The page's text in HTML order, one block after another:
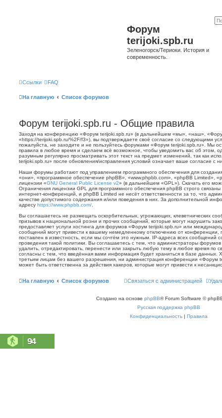
Форум
terijoki.spb.ru
Зеленогорск/Териоки. История и
современность.
Ссылки FAQ
На главную Список форумов
Форум terijoki.spb.ru - Общие правила
Заходя на конференцию «Форум terijoki.spb.ru» (в дальнейшем «мы», «наш»,
«https://terijoki.spb.ru/%2F/f3»), вы подтверждаете своё согласие со следующими
пожалуйста, не заходите и не пользуйтесь форумами «Форум terijoki.spb.ru». Мы
правила в любое время и сделаем всё возможное, чтобы уведомить вас об этом,
разумным регулярно просматривать этот текст на предмет изменений, так как
terijoki.spb.ru» после обновления/исправления условий означает ваше согласие с
Наши форумы работают под управлением программного обеспечения для
«они», «программное обеспечение phpBB», «www.phpbb.com», «phpBB Limited»,
лицензии «GNU General Public License v2» (в дальнейшем «GPL»). Скачать его
Ограничения лицензии GPL для программного обеспечения phpBB строго
интернет-конференций, и phpBB Limited не несёт ответственности за то, что
качестве допустимого содержания и/или поведения в них. За дополнительной
адресу https://www.phpbb.com/
Вы соглашаетесь не размещать оскорбительных, угрожающих, клеветнических
призывов к национальной розни и прочих сообщений, которые могут нарушить
предоставляет услуги хостинга для форумов «Форум terijoki.spb.ru» или
сообщений могут привести к вашему немедленному отключению от конференции,
поставлен в известность, если мы сочтём это нужным. IP-адреса всех сообщений
проведения такой политики. Вы соглашаетесь с тем, что администраторы
удалить, отредактировать, перенести или закрыть любую тему в любое время по
согласны с тем, что введённая вами информация будет храниться в базе данных.
третьим лицам без вашего разрешения, ни администрация конференции «Форум
может быть ответственна за действия хакеров, которые могут привести к
На главную Список форумов Связаться с администрацией
Создано на основе phpBB® Forum Software ©
Русская поддержка phpBB
Конфиденциальность | Правила
94